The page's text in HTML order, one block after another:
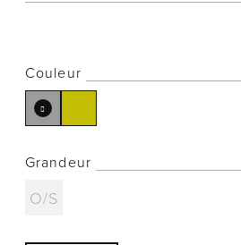
L'équipe
Couleur
Grandeur
O/S